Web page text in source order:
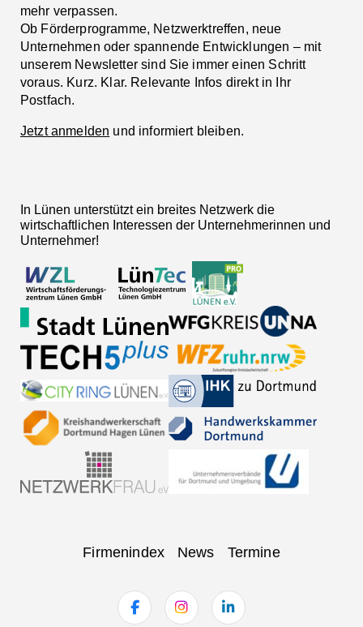
mehr verpassen.
Ob Förderprogramme, Netzwerktreffen, neue
Unternehmen oder spannende Entwicklungen – mit
unserem Newsletter sind Sie immer einen Schritt
voraus. Kurz. Klar. Relevante Infos direkt in Ihr
Postfach.
Jetzt anmelden und informiert bleiben.
In Lünen unterstützt ein breites Netzwerk die
wirtschaftlichen Interessen der Unternehmerinnen und
Unternehmer!
Firmenindex News Termine